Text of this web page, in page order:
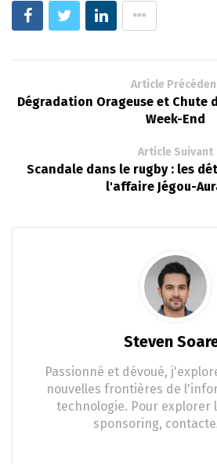
Article
Dégradation Orageuse et Chute
Week-End
Article Suivant
Scandale dans le rugby : les
l'affaire Jégou-
Steven
Passionné et dévoué,
nouvelles frontières de
technologie. Pour explorer
sponsoring,